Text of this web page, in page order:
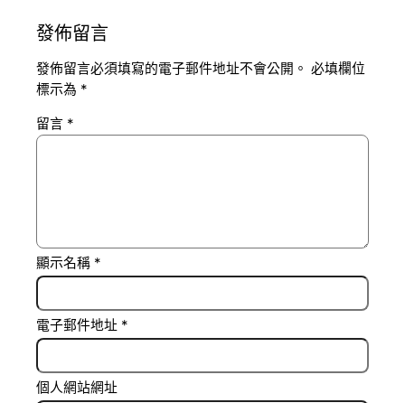
發佈留言
發佈留言必須填寫的電子郵件地址不會公開。 必填欄位
標示為 *
留言 *
顯示名稱 *
電子郵件地址 *
個人網站網址